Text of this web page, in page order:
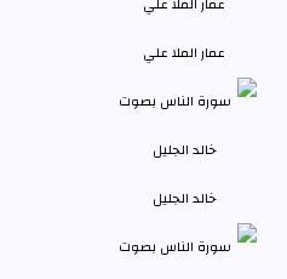
عمار الملا علي
خالد الجليل